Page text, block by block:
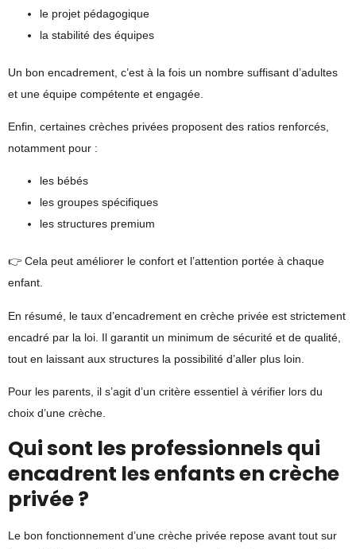
le projet pédagogique
la stabilité des équipes
Un bon encadrement, c’est à la fois un nombre suffisant d’adultes
et une équipe compétente et engagée.
Enfin, certaines crèches privées proposent des ratios renforcés
notamment pour :
les bébés
les groupes spécifiques
les structures premium
👉 Cela peut améliorer le confort et l’attention portée à chaque
enfant.
En résumé, le taux d’encadrement en crèche privée est strictement
encadré par la loi. Il garantit un minimum de sécurité et de qualité,
tout en laissant aux structures la possibilité d’aller plus loin.
Pour les parents, il s’agit d’un critère essentiel à vérifier lors du
choix d’une crèche.
Qui sont les professionnels qui
encadrent les enfants en crèche
privée ?
Le bon fonctionnement d’une crèche privée repose avant tout sur